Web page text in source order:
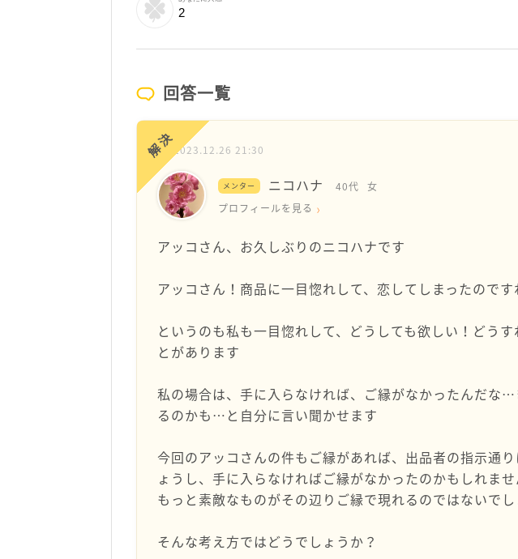
2
回答一覧
解決2023.12.26 21:30
メンター ニコハナ 40代
女
プロフィールを見る
アッコさん、お久しぶりのニコハナです
アッコさん！商品に一目惚れして、恋してしまったので
というのも私も一目惚れして、どうしても欲しい！どう
とがあります
私の場合は、手に入らなければ、ご縁がなかったんだな
るのかも…と自分に言い聞かせます
今回のアッコさんの件もご縁があれば、出品者の指示通
ょうし、手に入らなければご縁がなかったのかもしれませ
もっと素敵なものがその辺りご縁で現れるのではないでし
そんな考え方ではどうでしょうか？